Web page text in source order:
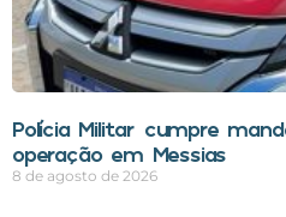
Polícia Militar cumpre
operação em Messias
8 de agosto de 2026